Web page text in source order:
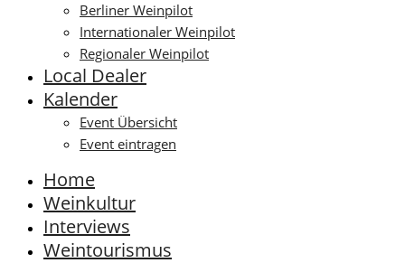
Berliner Weinpilot
Internationaler Weinpilot
Regionaler Weinpilot
Local Dealer
Kalender
Event Übersicht
Event eintragen
Home
Weinkultur
Interviews
Weintourismus